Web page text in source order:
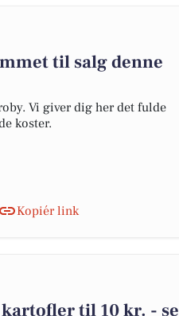
til salg denne
Vi giver dig her det fulde
koster.
Kopiér link
til 10 kr. - se